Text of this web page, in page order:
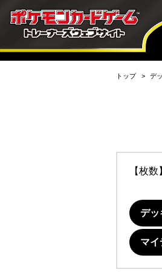
トップ デ
【枚
デッ
マイ